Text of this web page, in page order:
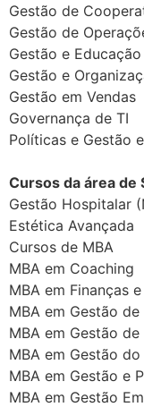
Gestão de
Gestão de
Gestão e
Gestão e
Gestão em Vendas
Governança de TI
Políticas e Gestão
Cursos da área de
Gestão Hospitalar
Estética Avançada
Cursos de MBA
MBA em Coaching
MBA em Finanças
MBA em Gestão
MBA em Gestão
MBA em Gestão
MBA em Gestão e
MBA em Gestão